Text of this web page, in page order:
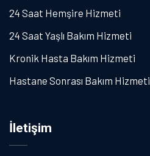
24 Saat Hemşire Hizmeti
24 Saat Yaşlı Bakım Hizmeti
Kronik Hasta Bakım Hizmeti
Hastane Sonrası Bakım Hizmeti
İletişim